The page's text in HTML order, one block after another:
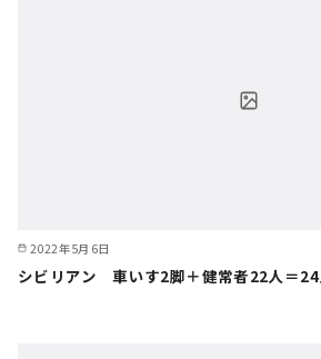
2022年5月6日
シビリアン 車いす2脚＋健常者22人＝24